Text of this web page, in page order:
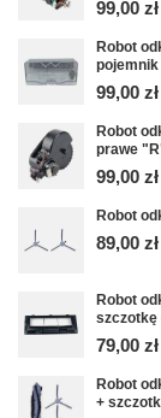
99,00 zł
Robot
pojemnik
99,00 zł
Robot
prawe
99,00 zł
Robot
89,00 zł
Robot
szczotkę
79,00 zł
Robot
+